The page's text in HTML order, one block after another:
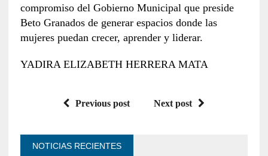
compromiso del Gobierno Municipal que preside
Beto Granados de generar espacios donde las
mujeres puedan crecer, aprender y liderar.
YADIRA ELIZABETH HERRERA MATA
Previous post Next post
NOTICIAS RECIENTES